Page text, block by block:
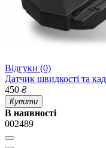
Відгуки (0)
Датчик швидкості та
450 ₴
Купити
В наявності
002489